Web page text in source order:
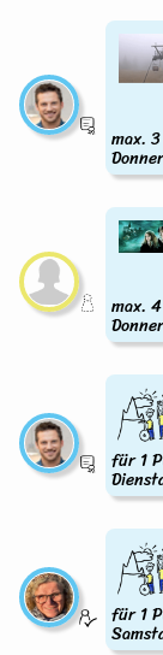
max.
max.
für 1
für 1